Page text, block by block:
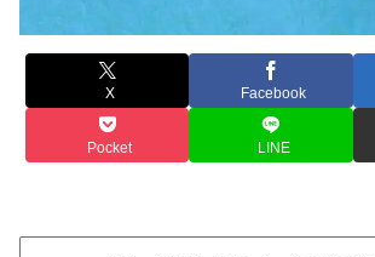
X Facebook
Pocket LINE